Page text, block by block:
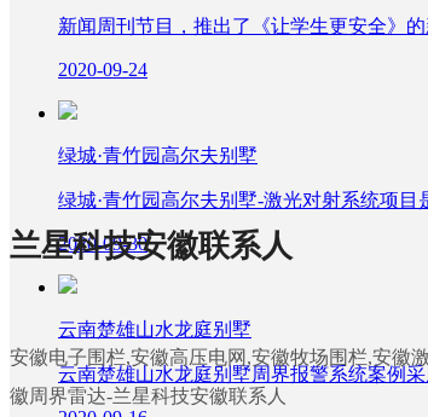
联系厂家
ꀒ 周界雷达
ꀒ 安防综合管理平
ꀒ 周界系统配件
ꀒ 周界电子围
新闻周刊节目，推出了《让学生更安全》
2020-09-24
绿城·青竹园高尔夫别墅
绿城·青竹园高尔夫别墅-激光对射系统项目
2020-09-30
云南楚雄山水龙庭别墅
云南楚雄山水龙庭别墅周界报警系统案例
兰星科技安徽联系人
安徽电子围栏,安徽高压电网,安徽牧场围栏,安徽
徽周界雷达-兰星科技安徽联系人